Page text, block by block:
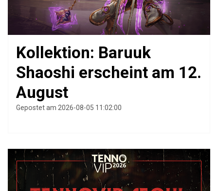
Kollektion: Baruuk
Shaoshi erscheint am 12.
August
Gepostet am 2026-08-05 11:02:00